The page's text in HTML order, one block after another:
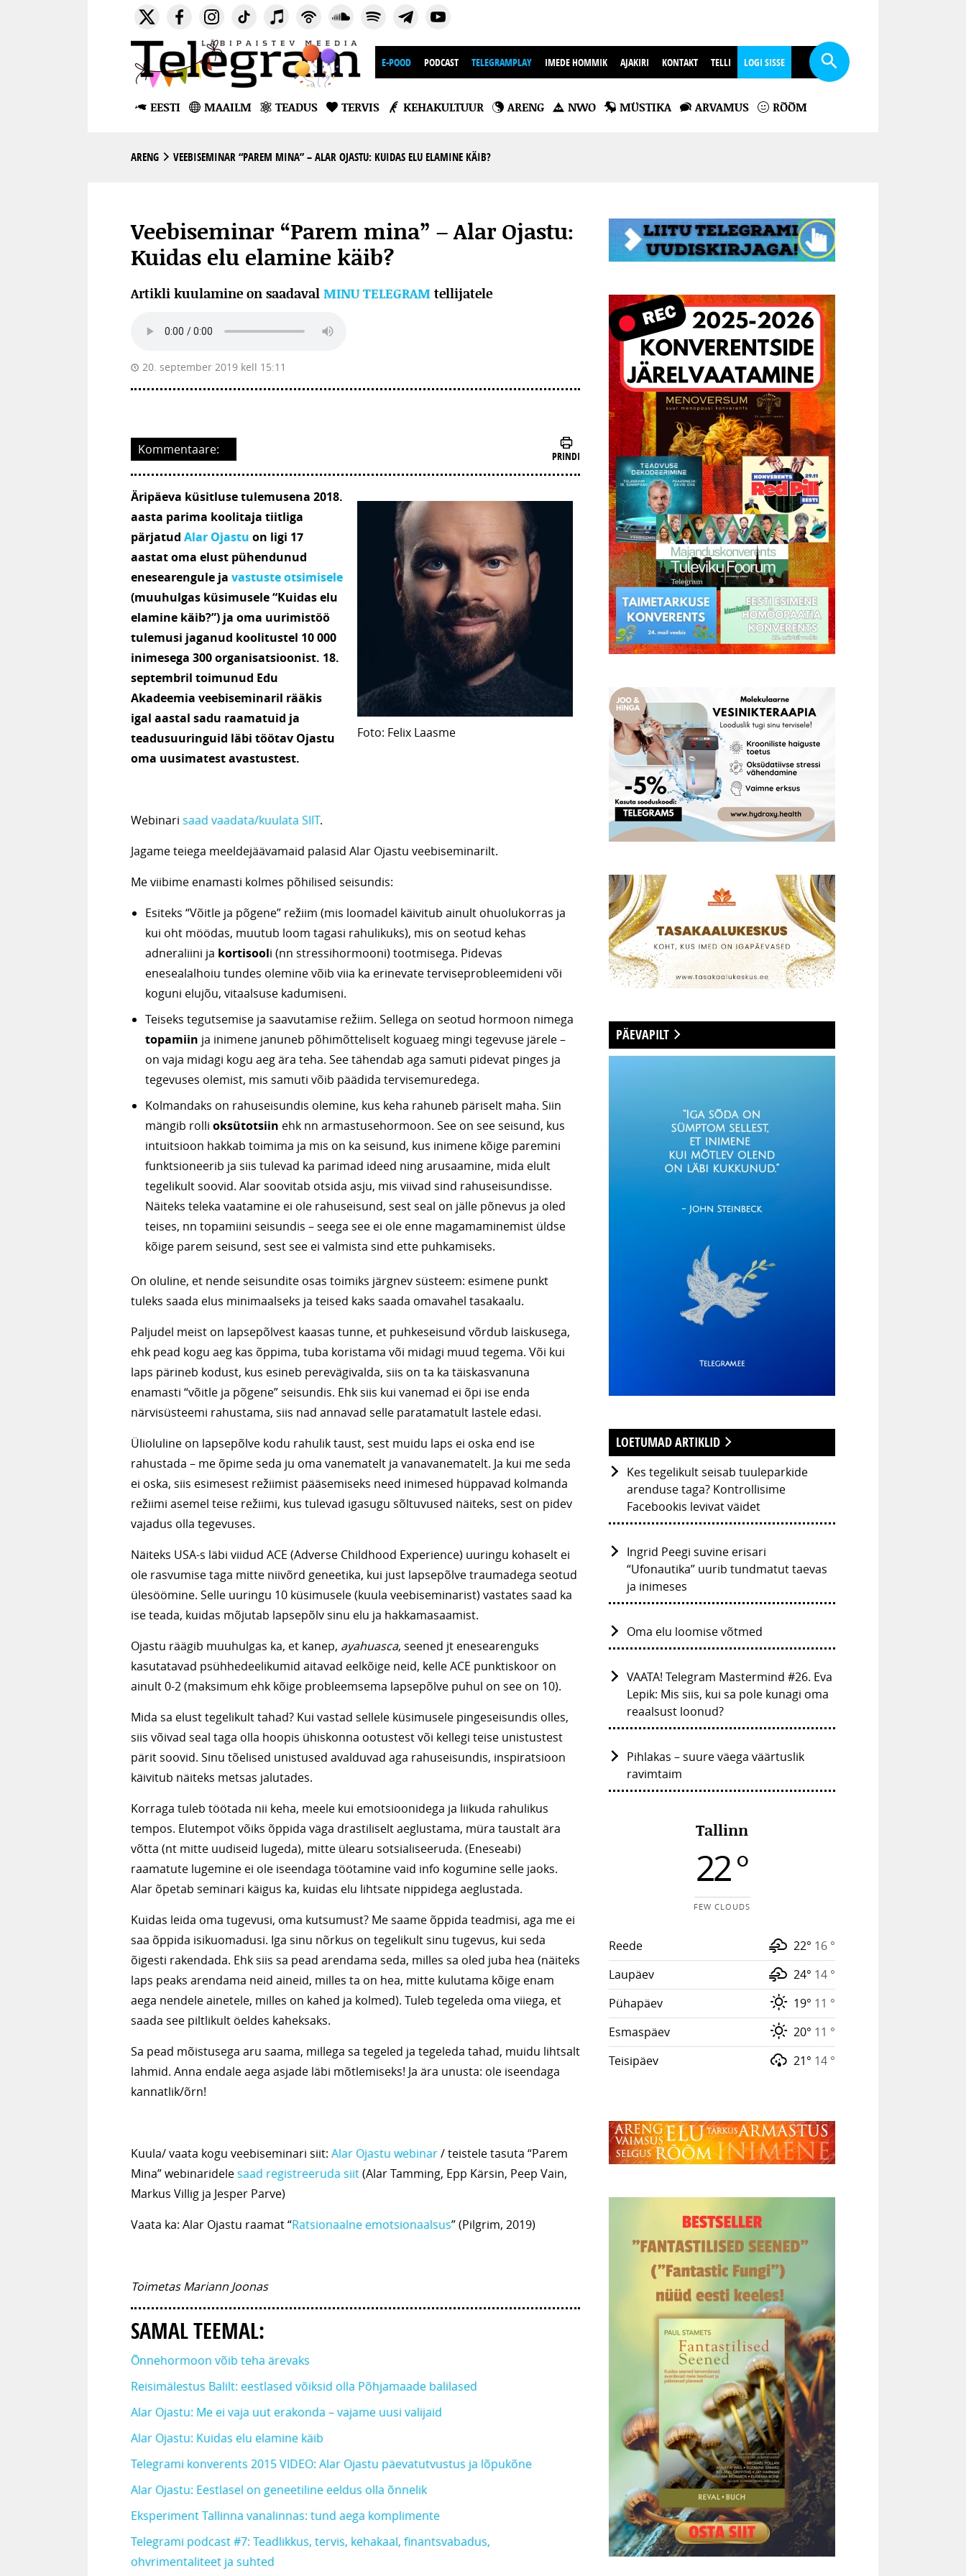
E-POOD PODCAST TELEGRAMPLAY IMEDE HOMMIK AJAKIRI KONTAKT TELLI LOGI SISSE
EESTI MAAILM TEADUS TERVIS KEHAKULTUUR ARENG NWO MÜSTIKA ARVAMUS RÕÕM
ARENG VEEBISEMINAR “PAREM MINA” – ALAR OJASTU: KUIDAS ELU ELAMINE KÄIB?
Veebiseminar “Parem mina” – Alar Ojastu:
Kuidas elu elamine käib?
Artikli kuulamine on saadaval MINU TELEGRAM tellijatele
20. september 2019 kell 15:11
Kommentaare: PRINDI
Foto: Felix Laasme
Äripäeva küsitluse tulemusena 2018.
aasta parima koolitaja tiitliga
pärjatud Alar Ojastu on ligi 17
aastat oma elust pühendunud
enesearengule ja vastuste otsimisele
(muuhulgas küsimusele “Kuidas elu
elamine käib?”) ja oma uurimistöö
tulemusi jaganud koolitustel 10 000
inimesega 300 organisatsioonist. 18.
septembril toimunud Edu
Akadeemia veebiseminaril rääkis
igal aastal sadu raamatuid ja
teadusuuringuid läbi töötav Ojastu
oma uusimatest avastustest.
Webinari saad vaadata/kuulata SIIT.
Jagame teiega meeldejäävamaid palasid Alar Ojastu veebiseminarilt.
Me viibime enamasti kolmes põhilised seisundis:
Esiteks “Võitle ja põgene” režiim (mis loomadel käivitub ainult ohuolukorras ja
kui oht möödas, muutub loom tagasi rahulikuks), mis on seotud kehas
adneraliini ja kortisooli (nn stressihormooni) tootmisega. Pidevas
enesealalhoiu tundes olemine võib viia ka erinevate terviseprobleemideni või
koguni elujõu, vitaalsuse kadumiseni.
Teiseks tegutsemise ja saavutamise režiim. Sellega on seotud hormoon nimega
topamiin ja inimene januneb põhimõtteliselt koguaeg mingi tegevuse järele –
on vaja midagi kogu aeg ära teha. See tähendab aga samuti pidevat pinges ja
tegevuses olemist, mis samuti võib päädida tervisemuredega.
Kolmandaks on rahuseisundis olemine, kus keha rahuneb päriselt maha. Siin
mängib rolli oksütotsiin ehk nn armastusehormoon. See on see seisund, kus
intuitsioon hakkab toimima ja mis on ka seisund, kus inimene kõige paremini
funktsioneerib ja siis tulevad ka parimad ideed ning arusaamine, mida elult
tegelikult soovid. Alar soovitab otsida asju, mis viivad sind rahuseisundisse.
Näiteks teleka vaatamine ei ole rahuseisund, sest seal on jälle põnevus ja oled
teises, nn topamiini seisundis – seega see ei ole enne magamaminemist üldse
kõige parem seisund, sest see ei valmista sind ette puhkamiseks.
On oluline, et nende seisundite osas toimiks järgnev süsteem: esimene punkt
tuleks saada elus minimaalseks ja teised kaks saada omavahel tasakaalu.
Paljudel meist on lapsepõlvest kaasas tunne, et puhkeseisund võrdub laiskusega,
ehk pead kogu aeg kas õppima, tuba koristama või midagi muud tegema. Või kui
laps pärineb kodust, kus esineb perevägivalda, siis on ta ka täiskasvanuna
enamasti “võitle ja põgene” seisundis. Ehk siis kui vanemad ei õpi ise enda
närvisüsteemi rahustama, siis nad annavad selle paratamatult lastele edasi.
Ülioluline on lapsepõlve kodu rahulik taust, sest muidu laps ei oska end ise
rahustada – me õpime seda ju oma vanematelt ja vanavanematelt. Ja kui me seda
ei oska, siis esimesest režiimist pääsemiseks need inimesed hüppavad kolmanda
režiimi asemel teise režiimi, kus tulevad igasugu sõltuvused näiteks, sest on pidev
vajadus olla tegevuses.
Näiteks USA-s läbi viidud ACE (Adverse Childhood Experience) uuringu kohaselt ei
ole rasvumise taga mitte niivõrd geneetika, kui just lapsepõlve traumadega seotud
ülesöömine. Selle uuringu 10 küsimusele (kuula veebiseminarist) vastates saad ka
ise teada, kuidas mõjutab lapsepõlv sinu elu ja hakkamasaamist.
Ojastu räägib muuhulgas ka, et kanep, ayahuasca, seened jt enesearenguks
kasutatavad psühhedeelikumid aitavad eelkõige neid, kelle ACE punktiskoor on
ainult 0-2 (maksimum ehk kõige probleemsema lapsepõlve puhul on see on 10).
Mida sa elust tegelikult tahad? Kui vastad sellele küsimusele pingeseisundis olles,
siis võivad seal taga olla hoopis ühiskonna ootustest või kellegi teise unistustest
pärit soovid. Sinu tõelised unistused avalduvad aga rahuseisundis, inspiratsioon
käivitub näiteks metsas jalutades.
Korraga tuleb töötada nii keha, meele kui emotsioonidega ja liikuda rahulikus
tempos. Elutempot võiks õppida väga drastiliselt aeglustama, müra taustalt ära
võtta (nt mitte uudiseid lugeda), mitte ülearu sotsialiseeruda. (Eneseabi)
raamatute lugemine ei ole iseendaga töötamine vaid info kogumine selle jaoks.
Alar õpetab seminari käigus ka, kuidas elu lihtsate nippidega aeglustada.
Kuidas leida oma tugevusi, oma kutsumust? Me saame õppida teadmisi, aga me ei
saa õppida isikuomadusi. Iga sinu nõrkus on tegelikult sinu tugevus, kui seda
õigesti rakendada. Ehk siis sa pead arendama seda, milles sa oled juba hea (näiteks
laps peaks arendama neid aineid, milles ta on hea, mitte kulutama kõige enam
aega nendele ainetele, milles on kahed ja kolmed). Tuleb tegeleda oma viiega, et
saada see piltlikult öeldes kaheksaks.
Sa pead mõistusega aru saama, millega sa tegeled ja tegeleda tahad, muidu lihtsalt
lahmid. Anna endale aega asjade läbi mõtlemiseks! Ja ära unusta: ole iseendaga
kannatlik/õrn!
Kuula/ vaata kogu veebiseminari siit: Alar Ojastu webinar/ teistele tasuta “Parem
Mina” webinaridelesaad registreeruda siit(Alar Tamming, Epp Kärsin, Peep Vain,
Markus Villig ja Jesper Parve)
Vaata ka: Alar Ojastu raamat “Ratsionaalne emotsionaalsus” (Pilgrim, 2019)
Toimetas Mariann Joonas
SAMAL TEEMAL:
Õnnehormoon võib teha ärevaks
Reisimälestus Balilt: eestlased võiksid olla Põhjamaade balilased
Alar Ojastu: Me ei vaja uut erakonda – vajame uusi valijaid
Alar Ojastu: Kuidas elu elamine käib
Telegrami konverents 2015 VIDEO: Alar Ojastu päevatutvustus ja lõpukõne
Alar Ojastu: Eestlasel on geneetiline eeldus olla õnnelik
Eksperiment Tallinna vanalinnas: tund aega komplimente
Telegrami podcast #7: Teadlikkus, tervis, kehakaal, finantsvabadus,
ohvrimentaliteet ja suhted
PÄEVAPILT
LOETUMAD ARTIKLID
Kes tegelikult seisab tuuleparkide
arenduse taga? Kontrollisime
Facebookis levivat väidet
Ingrid Peegi suvine erisari
“Ufonautika” uurib tundmatut taevas
ja inimeses
Oma elu loomise võtmed
VAATA! Telegram Mastermind #26. Eva
Lepik: Mis siis, kui sa pole kunagi oma
reaalsust loonud?
Pihlakas – suure väega väärtuslik
ravimtaim
Tallinn
22 °
FEW CLOUDS
Reede 22° 16 °
Laupäev
24° 14 °
Pühapäev
19° 11 °
Esmaspäev
20° 11 °
Teisipäev
21° 14 °